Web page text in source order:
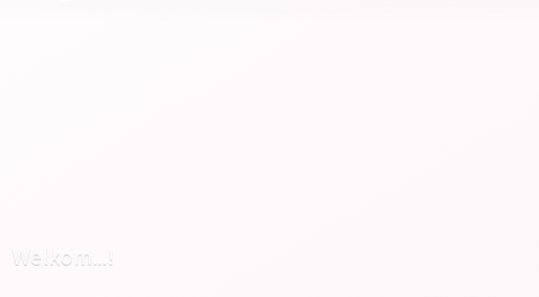
Welkom...!